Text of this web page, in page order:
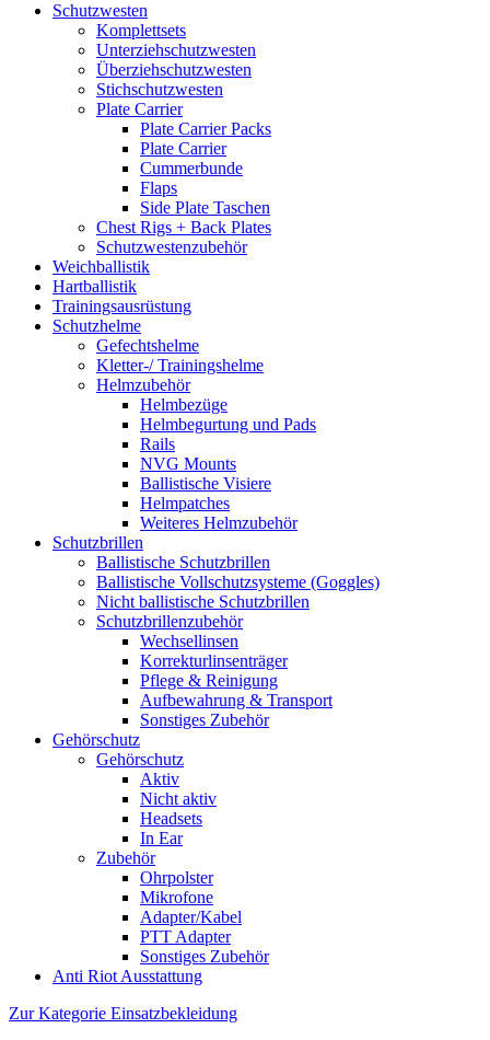
Schutzwesten
Komplettsets
Unterziehschutzwesten
Überziehschutzwesten
Stichschutzwesten
Plate Carrier
Plate Carrier Packs
Plate Carrier
Cummerbunde
Flaps
Side Plate Taschen
Chest Rigs + Back Plates
Schutzwestenzubehör
Weichballistik
Hartballistik
Trainingsausrüstung
Schutzhelme
Gefechtshelme
Kletter-/ Trainingshelme
Helmzubehör
Helmbezüge
Helmbegurtung und Pads
Rails
NVG Mounts
Ballistische Visiere
Helmpatches
Weiteres Helmzubehör
Schutzbrillen
Ballistische Schutzbrillen
Ballistische Vollschutzsysteme (Goggles)
Nicht ballistische Schutzbrillen
Schutzbrillenzubehör
Wechsellinsen
Korrekturlinsenträger
Pflege & Reinigung
Aufbewahrung & Transport
Sonstiges Zubehör
Gehörschutz
Gehörschutz
Aktiv
Nicht aktiv
Headsets
In Ear
Zubehör
Ohrpolster
Mikrofone
Adapter/Kabel
PTT Adapter
Sonstiges Zubehör
Anti Riot Ausstattung
Zur Kategorie Einsatzbekleidung